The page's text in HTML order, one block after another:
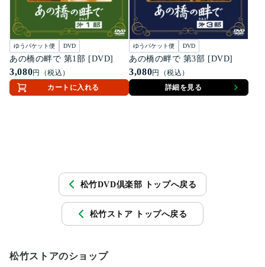
ゆうパケット便 DVD
あの橋の畔で 第1部 [DVD]
3,080円（税込）
カートに入れる
ゆうパケット便 DVD
あの橋の畔で 第3部 [DVD]
3,080円（税込）
詳細を見る
松竹DVD倶楽部 トップへ戻る
松竹ストア トップへ戻る
松竹ストアのショップ